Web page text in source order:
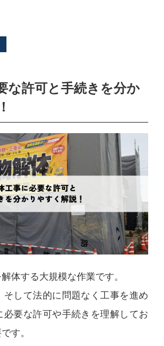
な許可と手続きを分か
体する大規模な作業です。
そして法的に問題なく工事を進め
必要な許可や手続きを理解してお
す。